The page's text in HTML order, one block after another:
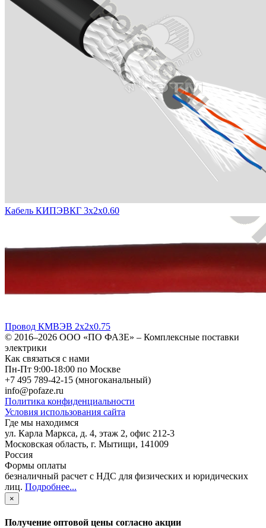
Кабель КИПЭВКГ 3х2х0.60
Провод КМВЭВ 2х2х0.75
© 2016–2026 ООО «ПО ФАЗЕ» – Комплексные поставки
электрики
Как связаться с нами
Пн-Пт 9:00-18:00 по Москве
+7 495 789-42-15 (многоканальный)
info@pofaze.ru
Политика конфиденциальности
Условия использования сайта
Где мы находимся
ул. Карла Маркса, д. 4, этаж 2, офис 212-3
Московская область, г. Мытищи, 141009
Россия
Формы оплаты
безналичный расчет с НДС для физических и юридических
лиц. Подробнее...
×
Получение оптовой цены согласно акции